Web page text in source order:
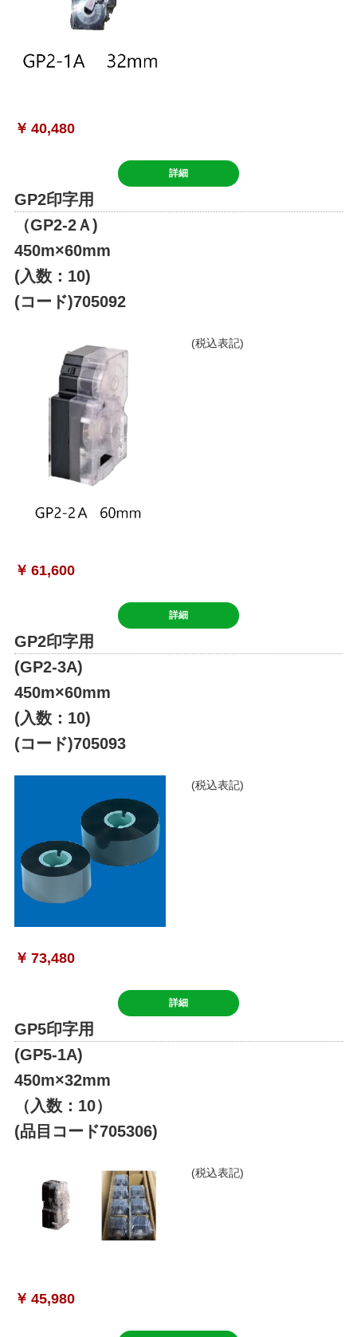
￥ 40,480
詳細
GP2印字用
（GP2-2Ａ)
450m×60mm
(入数：10)
(コード)705092
(税込表記)
￥ 61,600
詳細
GP2印字用
(GP2-3A)
450m×60mm
(入数：10)
(コード)705093
(税込表記)
￥ 73,480
詳細
GP5印字用
(GP5-1A)
450m×32mm
（入数：10）
(品目コード705306)
(税込表記)
￥ 45,980